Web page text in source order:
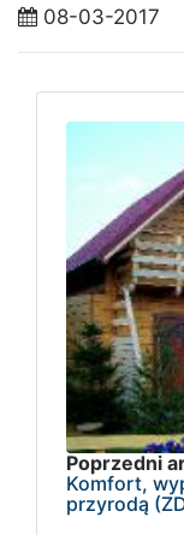
08-03-2017
Poprzedni
Komfort,
przyrodą